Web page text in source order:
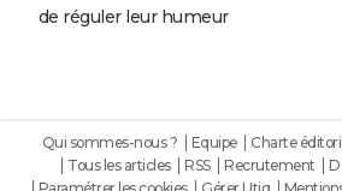
de réguler leur humeur
Qui sommes-nous ? Equipe Charte
Tous les articles
RSS Recrutement